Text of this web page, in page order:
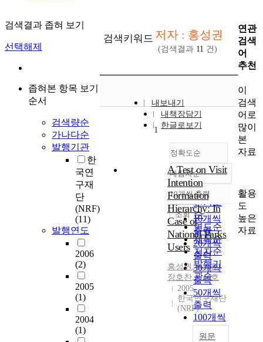
검색결과 좁혀 보기
선택해제
좁혀본 항목 보기
순서
검색량순
가나다순
발행기관
한
국연
구재
단
(NRF)
(11)
발행연도
2006
(2)
2005
(1)
2004
(1)
검색키워드 저자 : 홍성권
(검색결과 11 건)
내보내기
내책장담기
한글로보기
정확도순
정확도
순
인기도
순
연도순
제목순
저자순
발행기
관순
내림차순
내림차순
10개씩 출력
10개씩
출력
20개씩
출력
30개씩
출력
50개씩
출력
100개씩
조회
1
A Test on Visit
Intention
Formation
Hierarchy: In
Case of
National Parks
Users
홍성권 ,김재현,
장호찬,이석호
2005
한국연구재단
(NRF)
원문
연관
검색
어
추천
이
검색
어로
많이
본
자료
활용
도
높은
자료